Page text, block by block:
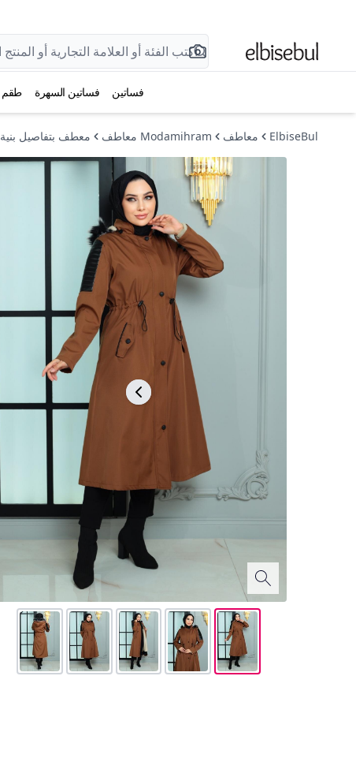
فساتين فساتين السهرة طقم
ElbiseBul معاطف Modamihram معاطف
معطف بتفاصيل بنية